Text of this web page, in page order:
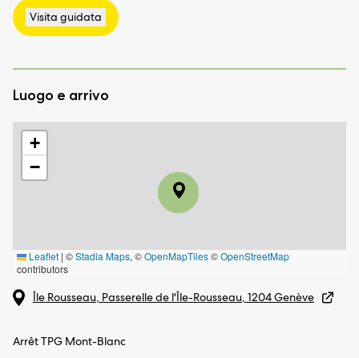
Luogo e arrivo
+
−
Leaflet | ©Stadia Maps, ©OpenMapTiles©OpenStreetMap
contributors
Île Rousseau, Passerelle de l'Île-Rousseau, 1204 Genève
Arrêt TPG Mont-Blanc